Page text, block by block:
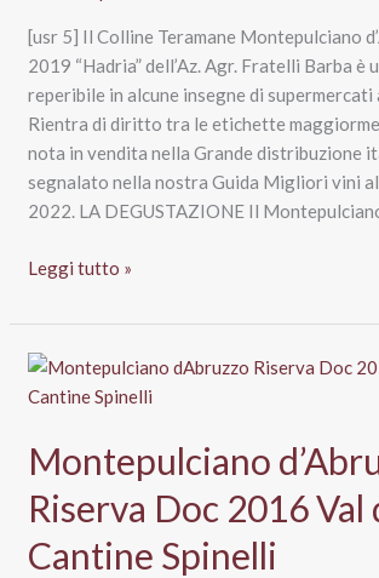
[usr 5] Il Colline Teramane Montepulciano
2019 “Hadria” dell’Az. Agr. Fratelli Barba è
reperibile in alcune insegne di supermercati
Rientra di diritto tra le etichette
nota in vendita nella Grande distribuzione
segnalato nella nostra Guida Migliori vini
2022. LA DEGUSTAZIONE Il
Colline
Montepulciano
d’Abruzzo
Az.
Agr.
Fratelli
Barba
Leggi tutto »
Montepulciano
Riserva Doc 2016 Val
Cantine Spinelli